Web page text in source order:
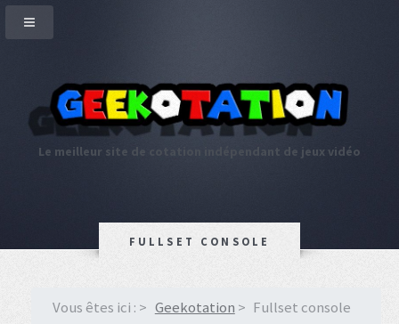
Le meilleur site de cotation indépendant de jeux vidéo
FULLSET CONSOLE
Vous êtes ici : Geekotation Fullset console